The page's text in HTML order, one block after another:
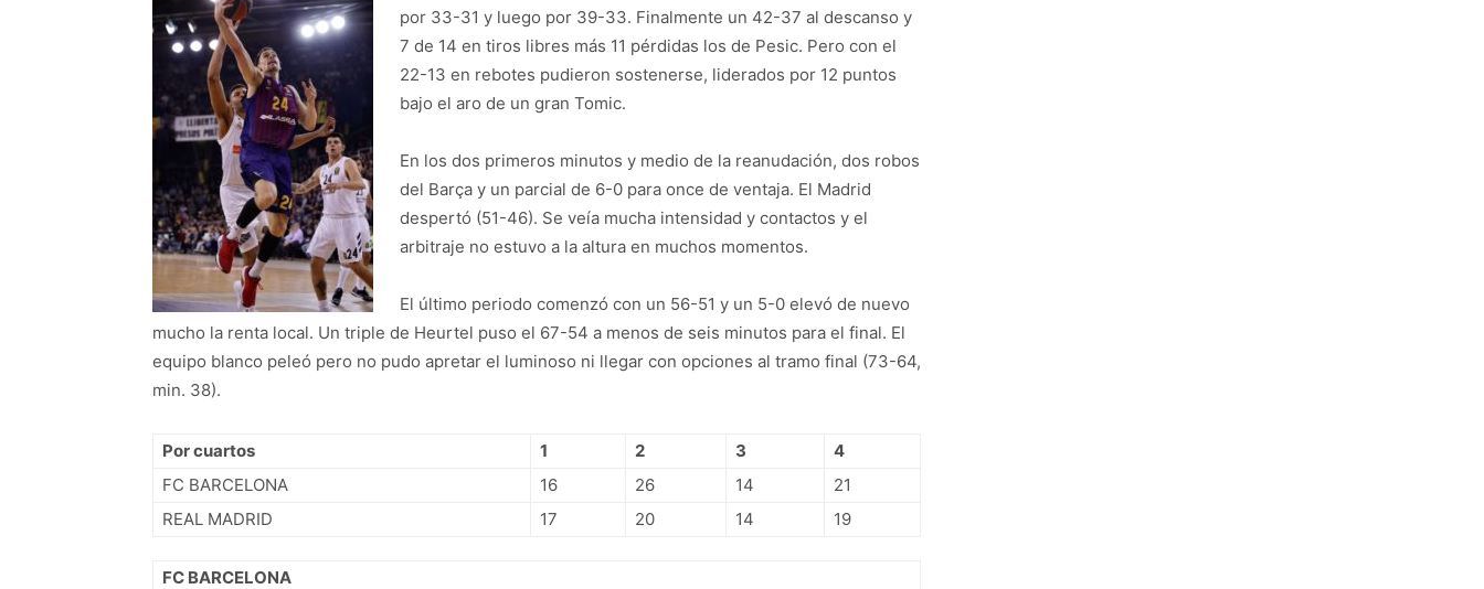
por 33-31 y luego por 39-33. Finalmente un 42-37 al descanso y
7 de 14 en tiros libres más 11 pérdidas los de Pesic. Pero con el
22-13 en rebotes pudieron sostenerse, liderados por 12 puntos
bajo el aro de un gran Tomic.
En los dos primeros minutos y medio de la reanudación, dos robos
del Barça y un parcial de 6-0 para once de ventaja. El Madrid
despertó (51-46). Se veía mucha intensidad y contactos y el
arbitraje no estuvo a la altura en muchos momentos.
El último periodo comenzó con un 56-51 y un 5-0 elevó de nuevo
mucho la renta local. Un triple de Heurtel puso el 67-54 a menos de seis minutos para el final. El
equipo blanco peleó pero no pudo apretar el luminoso ni llegar con opciones al tramo final (73-64,
min. 38).
Por cuartos 1 2 3
4
FC BARCELONA
16 26 14
21
REAL MADRID
17 20 14 19
FC BARCELONA